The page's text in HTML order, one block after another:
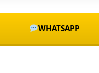
WHATSAPP